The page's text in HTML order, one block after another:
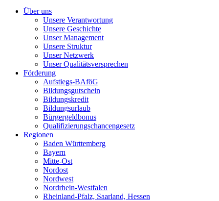
Über uns
Unsere Verantwortung
Unsere Geschichte
Unser Management
Unsere Struktur
Unser Netzwerk
Unser Qualitätsversprechen
Förderung
Aufstiegs-BAföG
Bildungsgutschein
Bildungskredit
Bildungsurlaub
Bürgergeldbonus
Qualifizierungschancengesetz
Regionen
Baden Württemberg
Bayern
Mitte-Ost
Nordost
Nordwest
Nordrhein-Westfalen
Rheinland-Pfalz, Saarland, Hessen